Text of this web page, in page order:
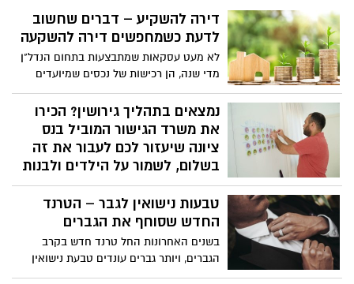
דירה להשקיע – דברים שחשוב
לדעת כשמחפשים דירה להשקעה
לא מעט עסקאות שמתבצעות בתחום הנדל"ן
מדי שנה, הן רכישות של נכסים שמיועדים
להיות להשקעה ולא למגורים. הכוונה בכך היא
לנכס שבעליו לא מתכוונים לגור בו, אלא
להרוויח ממנו כסף. במשך שנים, השקעה
בנדל"ן נחשבה לאפיק ההשקעה המשתלם
ביותר והאמין ביותר, והמצב לא רחוק מכך גם
היום. אם גם אתם חושבים להשקיע בנדל"ן,
יש כמה וכמה דברים שחשוב שתדעו לפני
שאתם מתחילים בתהליך זה.
נמצאים בתהליך גירושין? הכירו
את משרד הגישור המוביל בנס
ציונה שיעזור לכם לעבור את זה
בשלום, לשמור על הילדים ולבנות
שותפות חדשה
לפני כעשור הקים מגשר הגירושין נדב נישרי
משרד מגשרים לאחר שהבין שמשפחות
שנקלעו למשבר גירושין זקוקות לאלטרנטיבה
לשיטה המשפטית שמעודדת מלחמות ופוגעת
טבעות נישואין לגבר – הטרנד
החדש שסוחף את הגברים
בשנים האחרונות החל טרנד חדש בקרב
הגברים, ויותר גברים עונדים טבעת נישואין
מושקעת ומרשימה. בדומה לנשים, הגברים